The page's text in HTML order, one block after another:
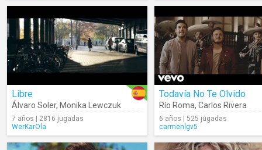
Libre
Álvaro Soler, Monika Lewczuk
7 años | 2816 jugadas
WerKarOla
Todavía No Te Olvido
Río Roma, Carlos Rivera
6 años | 525 jugadas
carmenlgv5